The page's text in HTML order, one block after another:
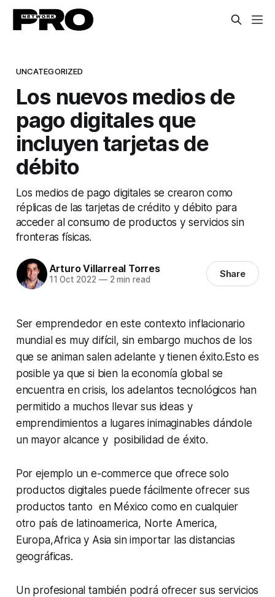
UNCATEGORIZED
Los nuevos medios de
pago digitales que
incluyen tarjetas de
débito
Los medios de pago digitales se crearon como
réplicas de las tarjetas de crédito y débito para
acceder al consumo de productos y servicios sin
fronteras físicas.
Arturo Villarreal Torres
11 Oct 2022 —2 min read Share
Ser emprendedor en este contexto inflacionario
mundial es muy difícil, sin embargo muchos de los
que se animan salen adelante y tienen éxito.Esto es
posible ya que si bien la economía global se
encuentra en crisis, los adelantos tecnológicos han
permitido a muchos llevar sus ideas y
emprendimientos a lugares inimaginables dándole
un mayor alcance y posibilidad de éxito.
Por ejemplo un e-commerce que ofrece solo
productos digitales puede fácilmente ofrecer sus
productos tanto en México como en cualquier
otro país de latinoamerica, Norte America,
Europa,Africa y Asia sin importar las distancias
geográficas.
Un profesional también podrá ofrecer sus servicios